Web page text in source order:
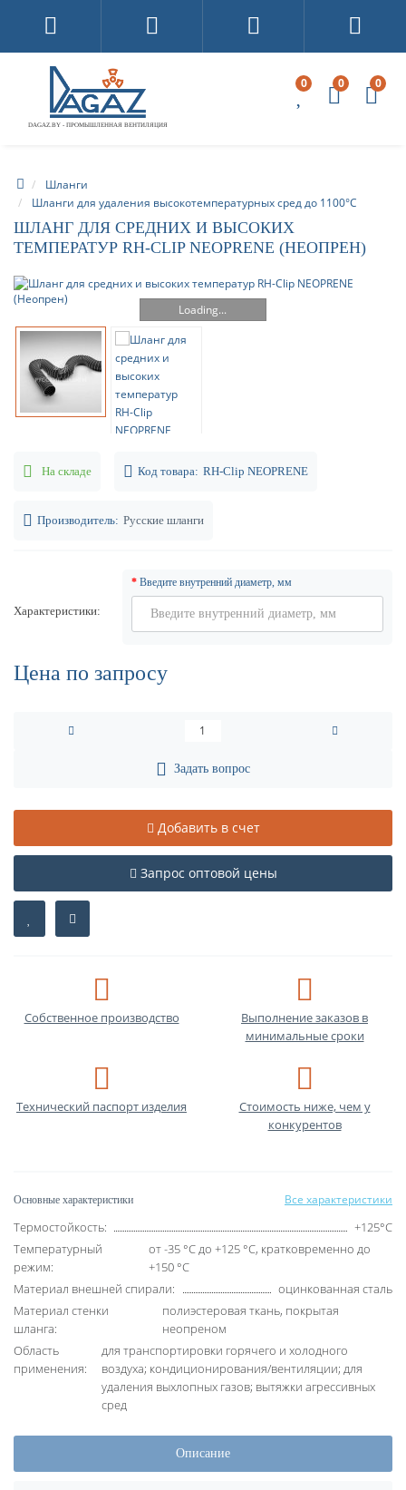
DAGAZ.BY - ПРОМЫШЛЕННАЯ ВЕНТИЛЯЦИЯ
0 0 0
Шланги
Шланги для удаления высокотемпературных сред до 1100°C
ШЛАНГ ДЛЯ СРЕДНИХ И ВЫСОКИХ
ТЕМПЕРАТУР RH-CLIP NEOPRENE (НЕОПРЕН)
Loading...
На складе Код товара: RH-Clip NEOPRENE
Производитель: Русские шланги
Характеристики
Введите внутренний диаметр, мм
Цена по запросу
Задать вопрос
Добавить в счет
Запрос оптовой цены
Собственное производство
Выполнение заказов в
минимальные сроки
Технический паспорт изделия
Стоимость ниже, чем у
конкурентов
Основные характеристики Все характеристики
Термостойкость:
+125°C
Температурный
режим:
от -35 °C до +125 °C, кратковременно до
+150 °C
Материал внешней спирали:
оцинкованная сталь
Материал стенки
шланга:
полиэстеровая ткань, покрытая
неопреном
Область
применения:
для транспортировки горячего и холодного
воздуха; кондиционирования/вентиляции; для
удаления выхлопных газов; вытяжки агрессивных
сред
Описание